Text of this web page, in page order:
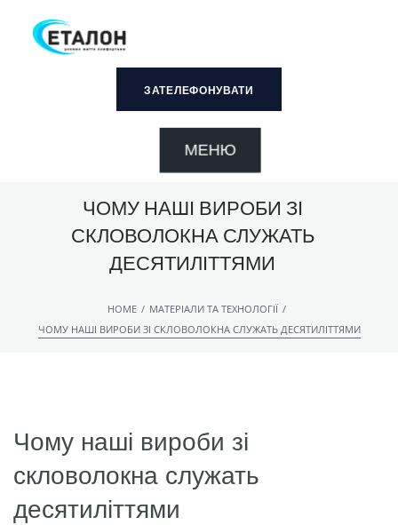
ЗАТЕЛЕФОНУВАТИ
МЕНЮ
ЧОМУ НАШІ ВИРОБИ ЗІ
СКЛОВОЛОКНА СЛУЖАТЬ
ДЕСЯТИЛІТТЯМИ
HOME / МАТЕРІАЛИ ТА ТЕХНОЛОГІЇ /
ЧОМУ НАШІ ВИРОБИ ЗІ СКЛОВОЛОКНА СЛУЖАТЬ ДЕСЯТИЛІТТЯМИ
Чому наші вироби зі
скловолокна служать
десятиліттями